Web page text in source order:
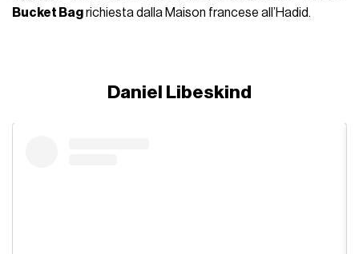
Bucket Bagrichiesta dalla Maison francese all’Hadid.
Daniel Libeskind